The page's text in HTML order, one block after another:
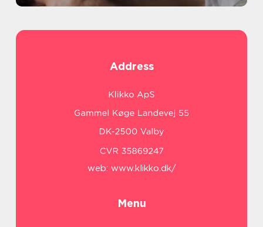
Address
web: www.klikko.dk/
Menu